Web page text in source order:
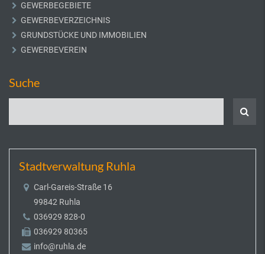
GEWERBEGEBIETE
GEWERBEVERZEICHNIS
GRUNDSTÜCKE UND IMMOBILIEN
GEWERBEVEREIN
Suche
Stadtverwaltung Ruhla
Carl-Gareis-Straße 16
99842 Ruhla
036929 828-0
036929 80365
info@ruhla.de